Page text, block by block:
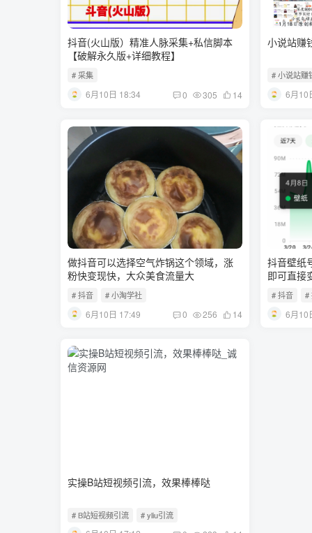
抖音(火山版）精准人脉采集+私信脚本
【破解永久版+详细教程】
# 采集
6月10日 18:34 0 305 14
小说站赚
# 小说站赚
6月10
做抖音可以选择空气炸锅这个领域，涨
粉快变现快，大众美食流量大
# 抖音 # 小淘学社
6月10日 17:49 0 256 14
抖音壁纸
即可直接
# 抖音 #
6月10
实操B站短视频引流，效果棒棒哒
# B站短视频引流 # yliu引流